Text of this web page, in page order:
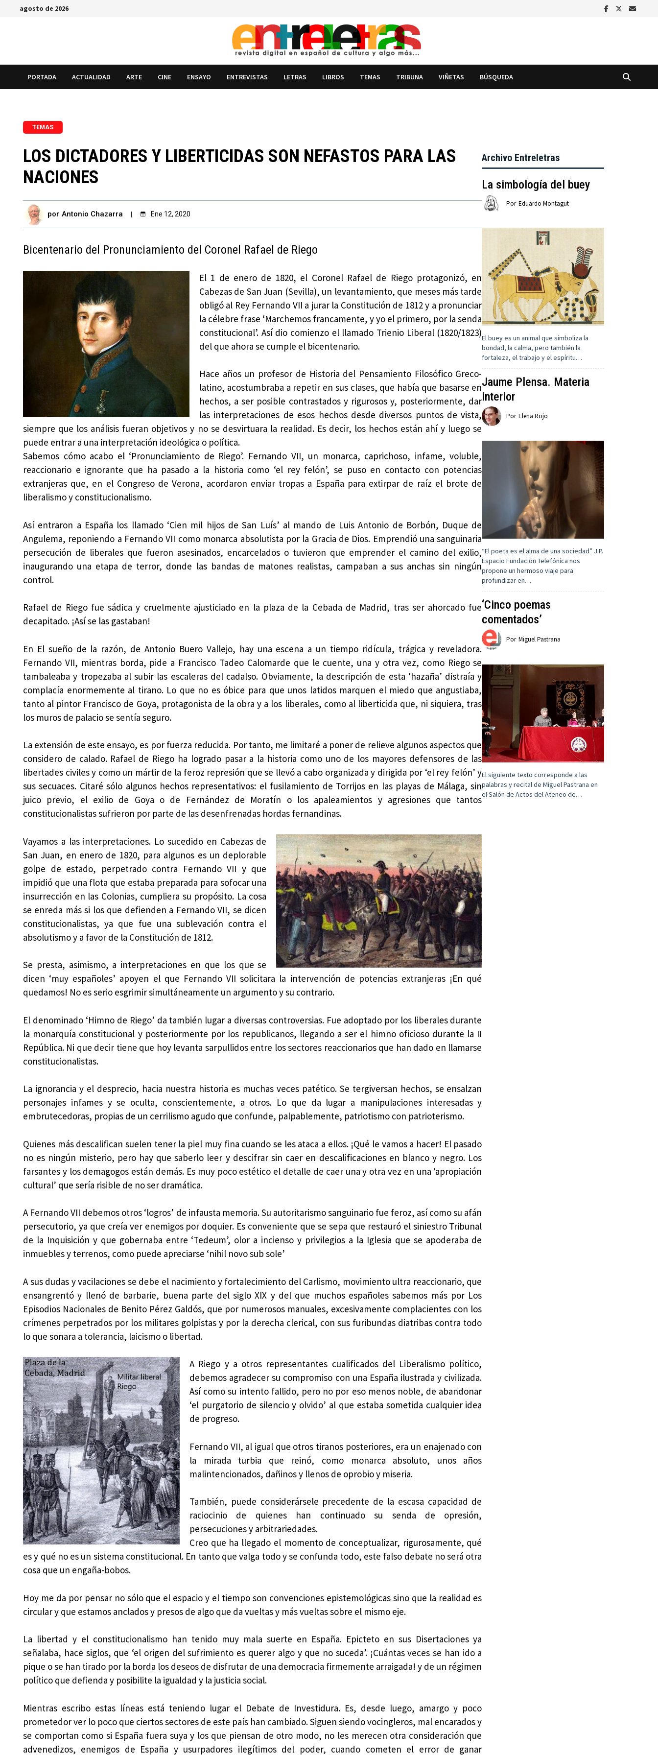
Saltaragosto de 2026
PORTADA ACTUALIDAD ARTE CINE ENSAYO ENTREVISTAS LETRAS LIBROS TEMAS TRIBUNA VIÑETAS BÚSQUEDA
TEMAS
LOS DICTADORES Y LIBERTICIDAS SON NEFASTOS PARA LAS
NACIONES
por Antonio Chazarra Ene 12, 2020
Bicentenario del Pronunciamiento del Coronel Rafael de Riego
El 1 de enero de 1820, el Coronel Rafael de Riego protagonizó, en
Cabezas de San Juan (Sevilla), un levantamiento, que meses más tarde
obligó al Rey Fernando VII a jurar la Constitución de 1812 y a pronunciar
la célebre frase ‘Marchemos francamente, y yo el primero, por la senda
constitucional’. Así dio comienzo el llamado Trienio Liberal (1820/1823)
del que ahora se cumple el bicentenario.
Hace años un profesor de Historia del Pensamiento Filosófico Greco-
latino, acostumbraba a repetir en sus clases, que había que basarse en
hechos, a ser posible contrastados y rigurosos y, posteriormente, dar
las interpretaciones de esos hechos desde diversos puntos de vista,
siempre que los análisis fueran objetivos y no se desvirtuara la realidad. Es decir, los hechos están ahí y luego se
puede entrar a una interpretación ideológica o política.
Sabemos cómo acabo el ‘Pronunciamiento de Riego’. Fernando VII, un monarca, caprichoso, infame, voluble,
reaccionario e ignorante que ha pasado a la historia como ‘el rey felón’, se puso en contacto con potencias
extranjeras que, en el Congreso de Verona, acordaron enviar tropas a España para extirpar de raíz el brote de
liberalismo y constitucionalismo.
Así entraron a España los llamado ‘Cien mil hijos de San Luís’ al mando de Luis Antonio de Borbón, Duque de
Angulema, reponiendo a Fernando VII como monarca absolutista por la Gracia de Dios. Emprendió una sanguinaria
persecución de liberales que fueron asesinados, encarcelados o tuvieron que emprender el camino del exilio,
inaugurando una etapa de terror, donde las bandas de matones realistas, campaban a sus anchas sin ningún
control.
Rafael de Riego fue sádica y cruelmente ajusticiado en la plaza de la Cebada de Madrid, tras ser ahorcado fue
decapitado. ¡Así se las gastaban!
En El sueño de la razón, de Antonio Buero Vallejo, hay una escena a un tiempo ridícula, trágica y reveladora.
Fernando VII, mientras borda, pide a Francisco Tadeo Calomarde que le cuente, una y otra vez, como Riego se
tambaleaba y tropezaba al subir las escaleras del cadalso. Obviamente, la descripción de esta ‘hazaña’ distraía y
complacía enormemente al tirano. Lo que no es óbice para que unos latidos marquen el miedo que angustiaba,
tanto al pintor Francisco de Goya, protagonista de la obra y a los liberales, como al liberticida que, ni siquiera, tras
los muros de palacio se sentía seguro.
La extensión de este ensayo, es por fuerza reducida. Por tanto, me limitaré a poner de relieve algunos aspectos que
considero de calado. Rafael de Riego ha logrado pasar a la historia como uno de los mayores defensores de las
libertades civiles y como un mártir de la feroz represión que se llevó a cabo organizada y dirigida por ‘el rey felón’ y
sus secuaces. Citaré sólo algunos hechos representativos: el fusilamiento de Torrijos en las playas de Málaga, sin
juico previo, el exilio de Goya o de Fernández de Moratín o los apaleamientos y agresiones que tantos
constitucionalistas sufrieron por parte de las desenfrenadas hordas fernandinas.
Vayamos a las interpretaciones. Lo sucedido en Cabezas de
San Juan, en enero de 1820, para algunos es un deplorable
golpe de estado, perpetrado contra Fernando VII y que
impidió que una flota que estaba preparada para sofocar una
insurrección en las Colonias, cumpliera su propósito. La cosa
se enreda más si los que defienden a Fernando VII, se dicen
constitucionalistas, ya que fue una sublevación contra el
absolutismo y a favor de la Constitución de 1812.
Se presta, asimismo, a interpretaciones en que los que se
dicen ‘muy españoles’ apoyen el que Fernando VII solicitara la intervención de potencias extranjeras ¡En qué
quedamos! No es serio esgrimir simultáneamente un argumento y su contrario.
El denominado ‘Himno de Riego’ da también lugar a diversas controversias. Fue adoptado por los liberales durante
la monarquía constitucional y posteriormente por los republicanos, llegando a ser el himno oficioso durante la II
República. Ni que decir tiene que hoy levanta sarpullidos entre los sectores reaccionarios que han dado en llamarse
constitucionalistas.
La ignorancia y el desprecio, hacia nuestra historia es muchas veces patético. Se tergiversan hechos, se ensalzan
personajes infames y se oculta, conscientemente, a otros. Lo que da lugar a manipulaciones interesadas y
embrutecedoras, propias de un cerrilismo agudo que confunde, palpablemente, patriotismo con patrioterismo.
Quienes más descalifican suelen tener la piel muy fina cuando se les ataca a ellos. ¡Qué le vamos a hacer! El pasado
no es ningún misterio, pero hay que saberlo leer y descifrar sin caer en descalificaciones en blanco y negro. Los
farsantes y los demagogos están demás. Es muy poco estético el detalle de caer una y otra vez en una ‘apropiación
cultural’ que sería risible de no ser dramática.
A Fernando VII debemos otros ‘logros’ de infausta memoria. Su autoritarismo sanguinario fue feroz, así como su afán
persecutorio, ya que creía ver enemigos por doquier. Es conveniente que se sepa que restauró el siniestro Tribunal
de la Inquisición y que gobernaba entre ‘Tedeum’, olor a incienso y privilegios a la Iglesia que se apoderaba de
inmuebles y terrenos, como puede apreciarse ‘nihil novo sub sole’
A sus dudas y vacilaciones se debe el nacimiento y fortalecimiento del Carlismo, movimiento ultra reaccionario, que
ensangrentó y llenó de barbarie, buena parte del siglo XIX y del que muchos españoles sabemos más por Los
Episodios Nacionales de Benito Pérez Galdós, que por numerosos manuales, excesivamente complacientes con los
crímenes perpetrados por los militares golpistas y por la derecha clerical, con sus furibundas diatribas contra todo
lo que sonara a tolerancia, laicismo o libertad.
A Riego y a otros representantes cualificados del Liberalismo político,
debemos agradecer su compromiso con una España ilustrada y civilizada.
Así como su intento fallido, pero no por eso menos noble, de abandonar
‘el purgatorio de silencio y olvido’ al que estaba sometida cualquier idea
de progreso.
Fernando VII, al igual que otros tiranos posteriores, era un enajenado con
la mirada turbia que reinó, como monarca absoluto, unos años
malintencionados, dañinos y llenos de oprobio y miseria.
También, puede considerársele precedente de la escasa capacidad de
raciocinio de quienes han continuado su senda de opresión,
persecuciones y arbitrariedades.
Creo que ha llegado el momento de conceptualizar, rigurosamente, qué
es y qué no es un sistema constitucional. En tanto que valga todo y se confunda todo, este falso debate no será otra
cosa que un engaña-bobos.
Hoy me da por pensar no sólo que el espacio y el tiempo son convenciones epistemológicas sino que la realidad es
circular y que estamos anclados y presos de algo que da vueltas y más vueltas sobre el mismo eje.
La libertad y el constitucionalismo han tenido muy mala suerte en España. Epicteto en sus Disertaciones ya
señalaba, hace siglos, que ‘el origen del sufrimiento es querer algo y que no suceda’. ¡Cuántas veces se han ido a
pique o se han tirado por la borda los deseos de disfrutar de una democracia firmemente arraigada! y de un régimen
político que defienda y posibilite la igualdad y la justicia social.
Mientras escribo estas líneas está teniendo lugar el Debate de Investidura. Es, desde luego, amargo y poco
prometedor ver lo poco que ciertos sectores de este país han cambiado. Siguen siendo vocingleros, mal encarados y
se comportan como si España fuera suya y los que piensan de otro modo, no les merecen otra consideración que
advenedizos, enemigos de España y usurpadores ilegítimos del poder, cuando cometen el error de ganar
Archivo Entreletras
La simbología del buey
Por Eduardo Montagut
El buey es un animal que simboliza la
bondad, la calma, pero también la
fortaleza, el trabajo y el espíritu…
Jaume Plensa. Materia
interior
Por Elena Rojo
“El poeta es el alma de una sociedad” J.P.
Espacio Fundación Telefónica nos
propone un hermoso viaje para
profundizar en…
‘Cinco poemas
comentados’
Por Miguel Pastrana
El siguiente texto corresponde a las
palabras y recital de Miguel Pastrana en
el Salón de Actos del Ateneo de…